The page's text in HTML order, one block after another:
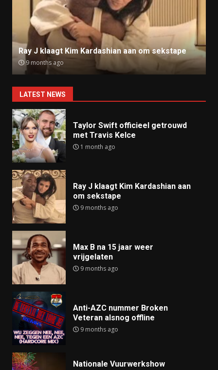
Ray J klaagt Kim Kardashian aan om sekstape
9 months ago
LATEST NEWS
Taylor Swift officieel getrouwd
met Travis Kelce
1 month ago
Ray J klaagt Kim Kardashian aan
om sekstape
9 months ago
Max B na 15 jaar weer
vrijgelaten
9 months ago
Anti-AZC nummer Broken
Veteran alsnog offline
9 months ago
Nationale Vuurwerkshow